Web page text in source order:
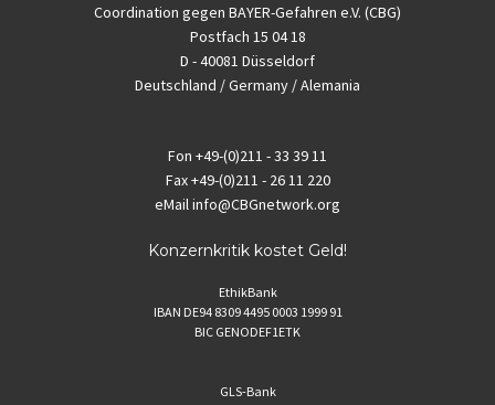
Coordination gegen BAYER-Gefahren e.V. (CBG)
Postfach 15 04 18
D - 40081 Düsseldorf
Deutschland / Germany / Alemania
Fon +49-(0)211 - 33 39 11
Fax+49-(0)211 - 26 11 220
eMailinfo@CBGnetwork.org
Konzernkritik kostet Geld!
EthikBank
IBAN DE94 8309 4495 0003 1999 91
BIC GENODEF1ETK
GLS-Bank